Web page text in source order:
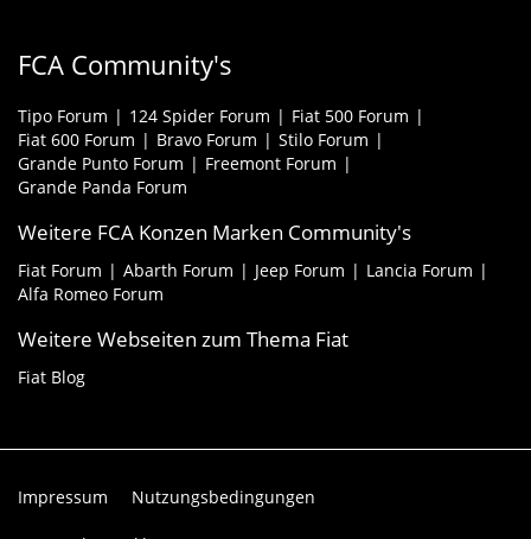
FCA Community's
Tipo Forum 124 Spider Forum
Fiat 500 Forum
Fiat 600 Forum
Bravo Forum
Stilo Forum
Grande Punto Forum
Freemont Forum
Grande Panda Forum
Weitere FCA Konzen Marken Community's
Fiat Forum Abarth Forum Jeep Forum
Lancia Forum
Alfa Romeo Forum
Weitere Webseiten zum Thema Fiat
Fiat Blog
Impressum Nutzungsbedingungen